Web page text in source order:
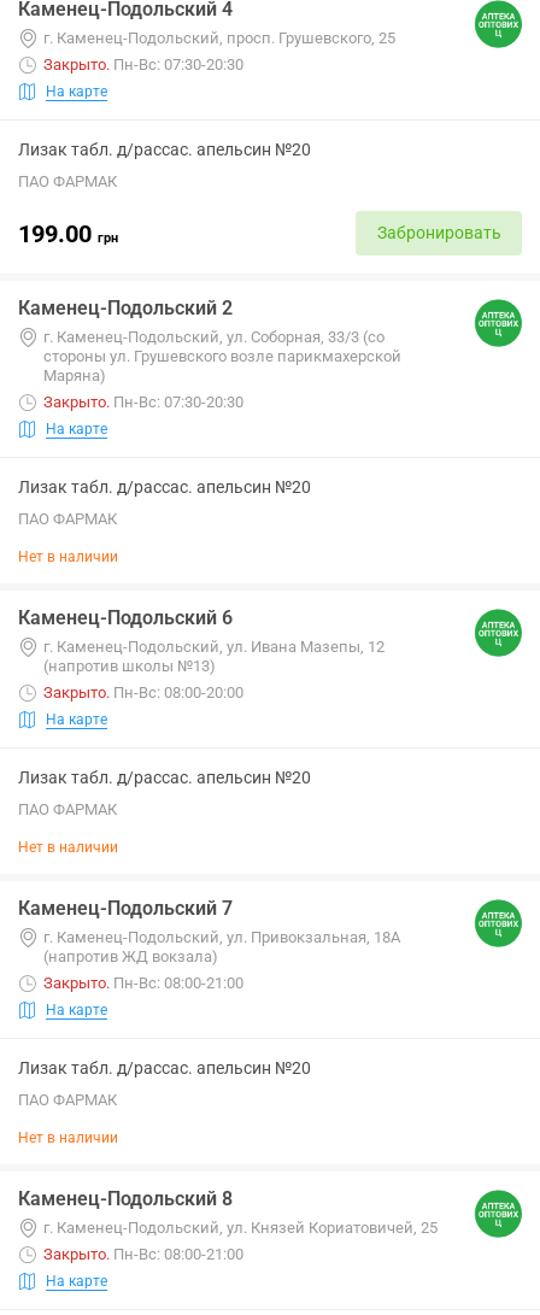
Каменец-Подольский 4
г. Каменец-Подольский, просп. Грушевского, 25
Закрыто. Пн-Вс: 07:30-20:30
На карте
Лизак табл. д/рассас. апельсин №20
ПАО ФАРМАК
199.00 грн Забронировать
Каменец-Подольский 2
г. Каменец-Подольский, ул. Соборная, 33/3 (со
стороны ул. Грушевского возле парикмахерской
Маряна)
Закрыто. Пн-Вс: 07:30-20:30
На карте
Лизак табл. д/рассас. апельсин №20
ПАО ФАРМАК
Нет в наличии
Каменец-Подольский 6
г. Каменец-Подольский, ул. Ивана Мазепы, 12
(напротив школы №13)
Закрыто. Пн-Вс: 08:00-20:00
На карте
Лизак табл. д/рассас. апельсин №20
ПАО ФАРМАК
Нет в наличии
Каменец-Подольский 7
г. Каменец-Подольский, ул. Привокзальная, 18А
(напротив ЖД вокзала)
Закрыто. Пн-Вс: 08:00-21:00
На карте
Лизак табл. д/рассас. апельсин №20
ПАО ФАРМАК
Нет в наличии
Каменец-Подольский 8
г. Каменец-Подольский, ул. Князей Кориатовичей, 25
Закрыто. Пн-Вс: 08:00-21:00
На карте